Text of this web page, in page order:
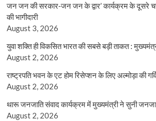
जन जन की सरकार-जन जन के द्वार’ कार्यक्रम के दूसरे
की भागीदारी
August 3, 2026
युवा शक्ति ही विकसित भारत की सबसे बड़ी ताकत :
August 2, 2026
राष्ट्रपति भवन के एट होम रिसेप्शन के लिए अल्मोड़ा की
August 2, 2026
थारू जनजाति संवाद कार्यक्रम में मुख्यमंत्री ने सुनी
August 2, 2026